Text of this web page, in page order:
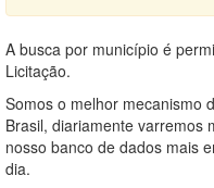
A busca por município é
Licitação.
Somos o melhor mecanismo
Brasil, diariamente varremos
nosso banco de dados mais
dia.